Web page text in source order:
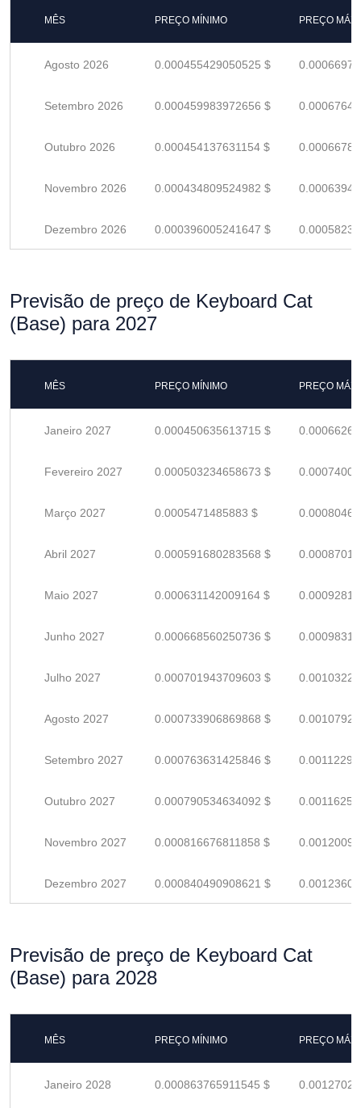
MÊS PREÇO MÍNIMO PREÇO
Agosto 2026 0.000455429050525 $
Setembro 2026 0.000459983972656 $
Outubro 2026 0.000454137631154 $
Novembro 2026 0.000434809524982 $
Dezembro 2026 0.000396005241647 $
Previsão de preço de Keyboard Cat
(Base) para 2027
MÊS PREÇO MÍNIMO PREÇO
Janeiro 2027 0.000450635613715 $
Fevereiro 2027 0.000503234658673 $
Março 2027 0.0005471485883 $
Abril 2027 0.000591680283568 $
Maio 2027 0.000631142009164 $
Junho 2027 0.000668560250736 $
Julho 2027 0.000701943709603 $
Agosto 2027 0.000733906869868 $
Setembro 2027 0.000763631425846 $
Outubro 2027 0.000790534634092 $
Novembro 2027 0.000816676811858 $
Dezembro 2027 0.000840490908621 $
Previsão de preço de Keyboard Cat
(Base) para 2028
MÊS PREÇO MÍNIMO PREÇO
Janeiro 2028 0.000863765911545 $